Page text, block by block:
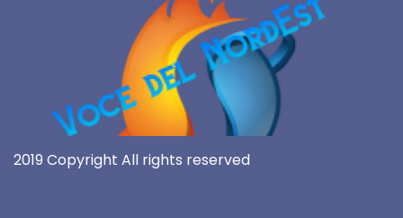
2019 Copyright All rights reserved